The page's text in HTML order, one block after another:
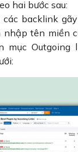
hai bước sau:
các backlink
nhập tên miền
mục Outgoing